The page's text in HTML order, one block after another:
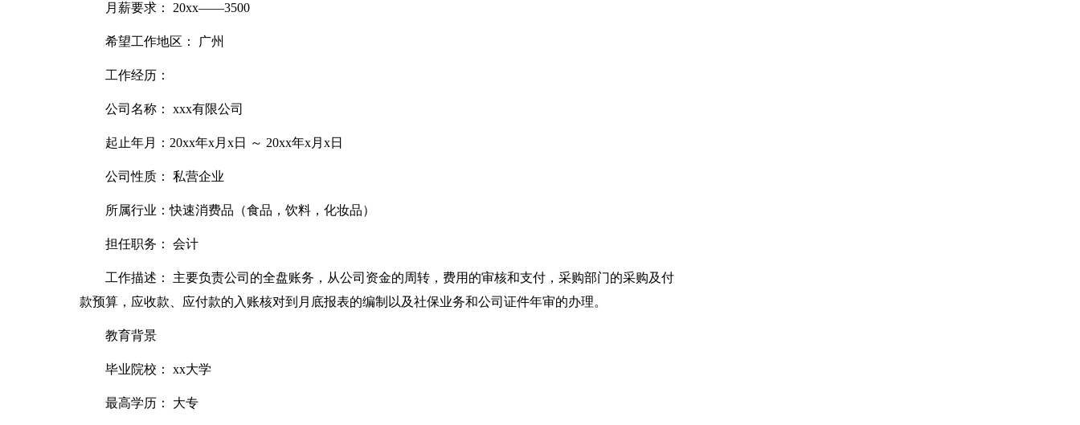
月薪要求： 20xx——3500
希望工作地区： 广州
工作经历：
公司名称： xxx有限公司
起止年月：20xx年x月x日 ～ 20xx年x月x日
公司性质： 私营企业
所属行业：快速消费品（食品，饮料，化妆品）
担任职务： 会计
工作描述： 主要负责公司的全盘账务，从公司资金的周转，费用的审核和支付，采购部门的采购及付
款预算，应收款、应付款的入账核对到月底报表的编制以及社保业务和公司证件年审的办理。
教育背景
毕业院校： xx大学
最高学历： 大专